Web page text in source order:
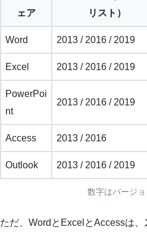
ェア
リスト）
Word 2013 / 2016 / 2019
Excel 2013 / 2016 / 2019
PowerPoi
nt
2013 / 2016 / 2019
Access 2013 / 2016
Outlook 2013 / 2016 / 2019
数字はバージ
ただ、WordとExcelとAccessは、